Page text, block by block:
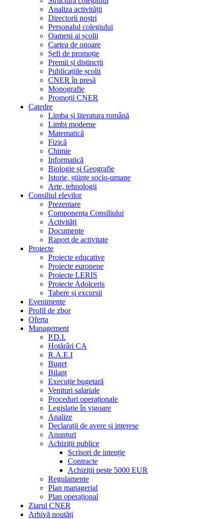
Analiza activității
Directorii noștri
Personalul colegiului
Oameni ai școlii
Cartea de onoare
Șefi de promoție
Premii și distincții
Publicațiile școlii
CNER în presă
Monografie
Promoții CNER
Catedre
Limba și literatura română
Limbi moderne
Matematică
Fizică
Chimie
Informatică
Biologie și Geografie
Istorie, științe socio-umane
Arte, tehnologii
Consiliul elevilor
Prezentare
Componența Consiliului
Activități
Documente
Raport de activitate
Proiecte
Proiecte educative
Proiecte europene
Proiecte LERIS
Proiecte Adolceris
Tabere și excursii
Evenimente
Profil de zbor
Oferta
Management
P.D.I.
Hotărâri CA
R.A.E.I
Buget
Bilanț
Execuție bugetară
Venituri salariale
Proceduri operaționale
Legislație în vigoare
Analize
Declarații de avere și interese
Anunțuri
Achiziții publice
Scrisori de intenție
Contracte
Achiziții peste 5000 EUR
Regulamente
Plan managerial
Plan operațional
Ziarul CNER
Arhivă noutăți